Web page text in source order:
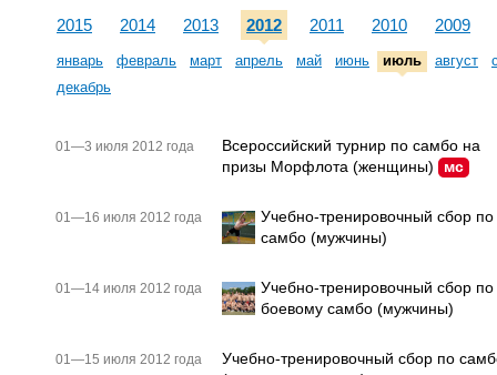
2015
2014 2013 2012 2011 2010 2009
январь февраль март апрель май июнь июль август
декабрь
01—3 июля 2012 года
Всероссийский турнир по самбо на
призы Морфлота (женщины)
мс
01—16 июля 2012 года
Учебно-тренировочный сбор по
самбо (мужчины)
01—14 июля 2012 года
Учебно-тренировочный сбор по
боевому самбо (мужчины)
01—15 июля 2012 года
Учебно-тренировочный сбор по